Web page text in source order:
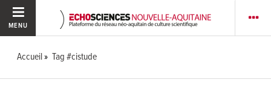
MENU
Accueil Tag #cistude